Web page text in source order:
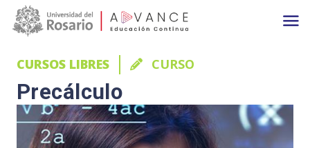
Main navigation
CURSOS LIBRES CURSO
Precálculo